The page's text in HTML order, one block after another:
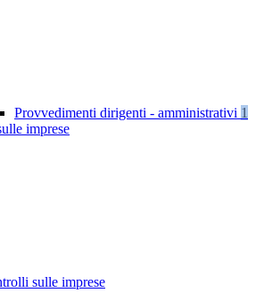
Provvedimenti dirigenti - amministrativi 1
imprese
sulle imprese